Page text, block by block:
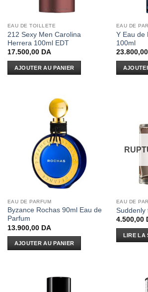
EAU DE TOILLETE
212 Sexy Men Carolina
Herrera 100ml EDT
17.500,00 DA
AJOUTER AU PANIER
EAU DE
Y Eau de
100ml
23.800,00
EAU DE PARFUM
Byzance Rochas 90ml Eau de
Parfum
13.900,00 DA
AJOUTER AU PANIER
EAU DE
Suddenly
4.500,00
LIRE LA